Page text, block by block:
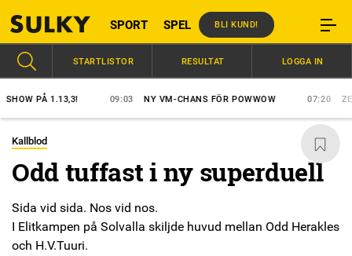
SPORT SPEL BLI KUND!
PÅ 1.13,3! 09:03 NY VM-CHANS FÖR POWWOW 07:20 ZERON
STARTLISTOR RESULTAT LOGGA IN
Kallblod
Odd tuffast i ny superduell
Sida vid sida. Nos vid nos.
I Elitkampen på Solvalla skiljde huvud mellan Odd Herakles
och H.V.Tuuri.